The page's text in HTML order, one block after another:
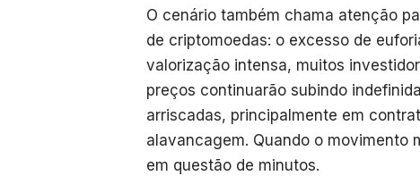
O cenário também chama atenção
de criptomoedas: o excesso de
valorização intensa, muitos
preços continuarão subindo
arriscadas, principalmente em
alavancagem. Quando o movimento
em questão de minutos.